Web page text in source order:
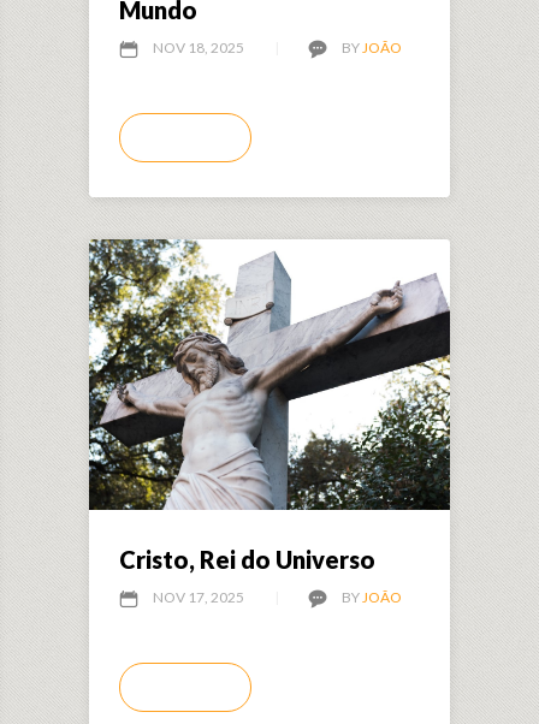
Mundo
NOV 18, 2025 BY JOÃO
Cristo, Rei do Universo
NOV 17, 2025 BY JOÃO